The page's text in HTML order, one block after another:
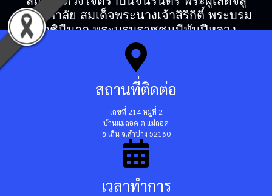
สวรรคาลัย สมเด็จพระนางเจ้าสิริกิติ์ พระบรม
ราชินีนาถ พระบรมราชชนนีพันปีหลวง
สถานที่ติดต่อ
เลขที่ 214 หมู่ที่ 2
บ้านแม่ถอด ต.แม่ถอด
อ.เถิน จ.ลำปาง 52160
เวลาทำการ